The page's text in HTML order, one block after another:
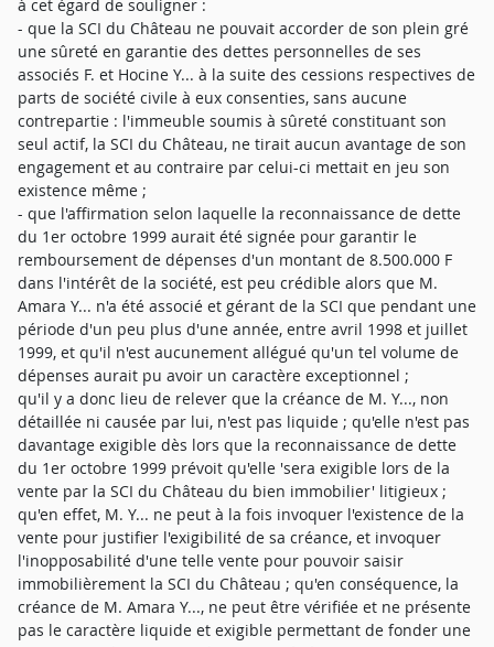
à cet égard de souligner :
- que la SCI du Château ne pouvait accorder de son plein gré
une sûreté en garantie des dettes personnelles de ses
associés F. et Hocine Y... à la suite des cessions respectives de
parts de société civile à eux consenties, sans aucune
contrepartie : l'immeuble soumis à sûreté constituant son
seul actif, la SCI du Château, ne tirait aucun avantage de son
engagement et au contraire par celui-ci mettait en jeu son
existence même ;
- que l'affirmation selon laquelle la reconnaissance de dette
du 1er octobre 1999 aurait été signée pour garantir le
remboursement de dépenses d'un montant de 8.500.000 F
dans l'intérêt de la société, est peu crédible alors que M.
Amara Y... n'a été associé et gérant de la SCI que pendant une
période d'un peu plus d'une année, entre avril 1998 et juillet
1999, et qu'il n'est aucunement allégué qu'un tel volume de
dépenses aurait pu avoir un caractère exceptionnel ;
qu'il y a donc lieu de relever que la créance de M. Y..., non
détaillée ni causée par lui, n'est pas liquide ; qu'elle n'est pas
davantage exigible dès lors que la reconnaissance de dette
du 1er octobre 1999 prévoit qu'elle 'sera exigible lors de la
vente par la SCI du Château du bien immobilier' litigieux ;
qu'en effet, M. Y... ne peut à la fois invoquer l'existence de la
vente pour justifier l'exigibilité de sa créance, et invoquer
l'inopposabilité d'une telle vente pour pouvoir saisir
immobilièrement la SCI du Château ; qu'en conséquence, la
créance de M. Amara Y..., ne peut être vérifiée et ne présente
pas le caractère liquide et exigible permettant de fonder une